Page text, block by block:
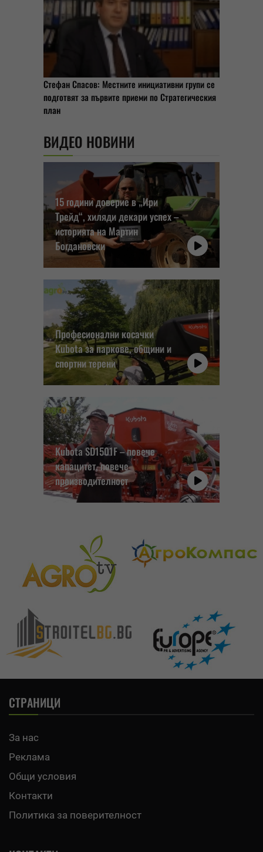
Стефан Спасов: Местните инициативни групи се
подготвят за първите приеми по Стратегическия
план
ВИДЕО НОВИНИ
15 години доверие в „Ири
Трейд“, хиляди декари успех –
историята на Мартин
Богдановски
Професионални косачки
Kubota за паркове, общини и
спортни терени
Kubota SD1501F – повече
капацитет, повече
производителност
СТРАНИЦИ
За нас
Реклама
Общи условия
Контакти
Политика за поверителност